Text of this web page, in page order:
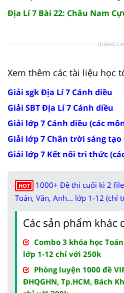
Địa Lí 7 Bài 22: Châu Nam
QUẢNG
Xem thêm các tài liệu học
Giải sgk Địa Lí 7 Cánh diều
Giải SBT Địa Lí 7 Cánh diều
Giải lớp 7 Cánh diều (các
Giải lớp 7 Chân trời sáng tạo
Giải lớp 7 Kết nối tri thức
HOT
1000+ Đề thi cuối kì 2
Toán, Văn, Anh... lớp 1-12 (chỉ
Các sản phẩm khác
Combo 3 khóa học
lớp 1-12 chỉ với 250k
Phòng luyện 1000 đề
ĐHQGHN, Tp.HCM, Bách